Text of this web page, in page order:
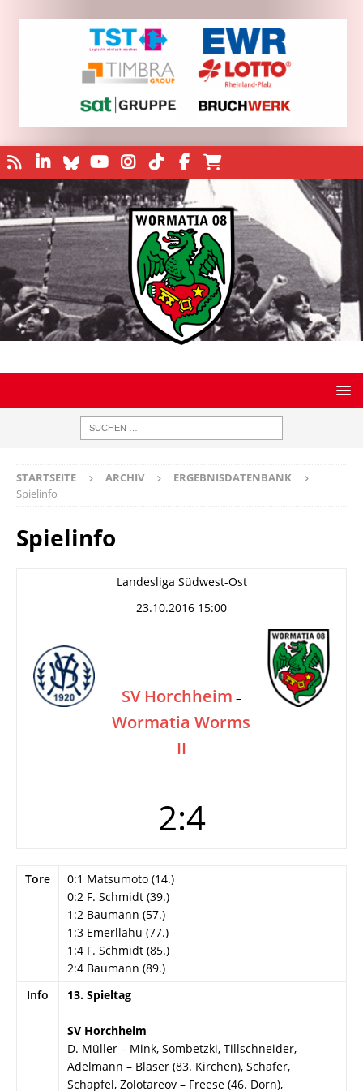
STARTSEITE ARCHIV
ERGEBNISDATENBANK
Spielinfo
Spielinfo
Landesliga Südwest-Ost
23.10.2016 15:00
SV Horchheim –
Wormatia Worms
II
2:4
Tore
0:1 Matsumoto (14.)
0:2 F. Schmidt (39.)
1:2 Baumann (57.)
1:3 Emerllahu (77.)
1:4 F. Schmidt (85.)
2:4 Baumann (89.)
Info
13. Spieltag
SV Horchheim
D. Müller – Mink, Sombetzki, Tillschneider,
Adelmann – Blaser (83. Kirchen), Schäfer,
Schapfel, Zolotareov – Freese (46. Dorn),